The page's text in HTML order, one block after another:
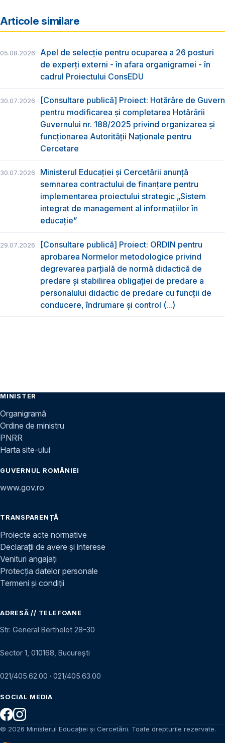
Articole similare
05.08.2026
Apel de selecție pentru ocuparea a 26 posturi
de experți externi - în afara organigramei - în
cadrul Proiectului ConsEDU
30.07.2026
[Consultare publică] Proiect: Hotărâre de Guvern
pentru modificarea și completarea Hotărârii
Guvernului nr. 188/2025 privind organizarea şi
funcţionarea Autorităţii Naţionale pentru
Cercetare
30.07.2026
Ministerul Educației și Cercetării anunță
semnarea contractului de finanțare pentru
implementarea proiectului strategic „Sistem
integrat de management al informațiilor în
educație”
29.07.2026
[Consultare publică] Proiect: ORDIN pentru
aprobarea Normelor metodologice privind
degrevarea parțială de normă didactică de
predare şi stabilirea obligaţiei de predare a
personalului didactic de predare cu funcții de
conducere, îndrumare și control (...)
MINISTER
Organigramă
Ordine de ministru
PNRR
Harta site-ului
GUVERNUL ROMÂNIEI
www.gov.ro
TRANSPARENȚĂ
Proiecte acte normative
Declarații de avere și interese
Venituri angajați
Protecția datelor personale
Termeni și condiții
ADRESĂ // TELEFOANE
Str. General Berthelot 28–30
Sector 1, 010168, București
021/405.62.00 · 021/405.63.00
SOCIAL MEDIA
© 2026 Ministerul Educației și Cercetării. Toate drepturile rezervate.